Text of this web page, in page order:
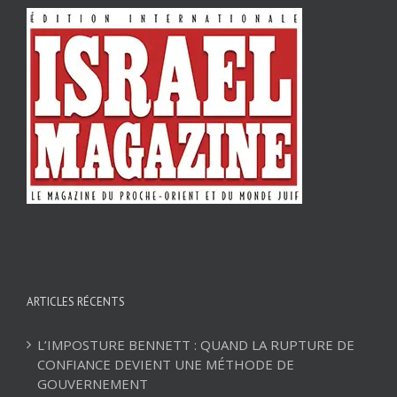
ARTICLES RÉCENTS
L’IMPOSTURE BENNETT : QUAND LA RUPTURE DE
CONFIANCE DEVIENT UNE MÉTHODE DE
GOUVERNEMENT